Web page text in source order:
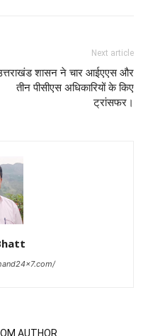
Next article
शासन ने चार आईएएस और
तीन पीसीएस अधिकारियों के किए
ट्रांसफर।
AUTHOR